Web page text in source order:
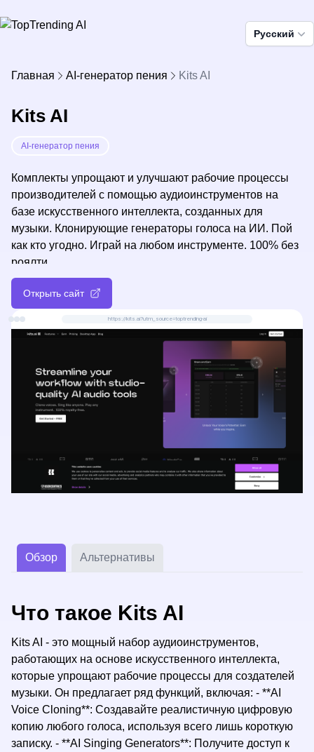
Pусский
Главная AI-генератор пения Kits AI
Kits AI
AI-генератор пения
Комплекты упрощают и улучшают рабочие процессы
производителей с помощью аудиоинструментов на
базе искусственного интеллекта, созданных для
музыки. Клонирующие генераторы голоса на ИИ. Пой
как кто угодно. Играй на любом инструменте. 100% без
роялти.
Открыть сайт
https://kits.ai?utm_source=toptrending-ai
Обзор Альтернативы
Что такое Kits AI
Kits AI - это мощный набор аудиоинструментов,
работающих на основе искусственного интеллекта,
которые упрощают рабочие процессы для создателей
музыки. Он предлагает ряд функций, включая: - **AI
Voice Cloning**: Создавайте реалистичную цифровую
копию любого голоса, используя всего лишь короткую
записку. - **AI Singing Generators**: Получите доступ к